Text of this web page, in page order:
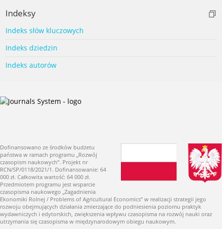
Indeksy
Indeks słów kluczowych
Indeks dziedzin
Indeks autorów
Dofinansowano ze środków budżetu
państwa w ramach programu „Rozwój
czasopism naukowych”. Projekt nr
RCN/SP/0118/2021/1. Dofinansowanie: 64
000 zł. Całkowita wartość: 64 000 zł.
Przedmiotem programu jest wsparcie
czasopisma naukowego „Zagadnienia
Ekonomiki Rolnej / Problems of Agricultural Economics” w realizacji strategii jego
rozwoju obejmujących działania zmierzające do podniesienia poziomu praktyk
wydawniczych i edytorskich, zwiększenia wpływu czasopisma na rozwój nauki oraz
utrzymania się czasopisma w międzynarodowym obiegu naukowym.